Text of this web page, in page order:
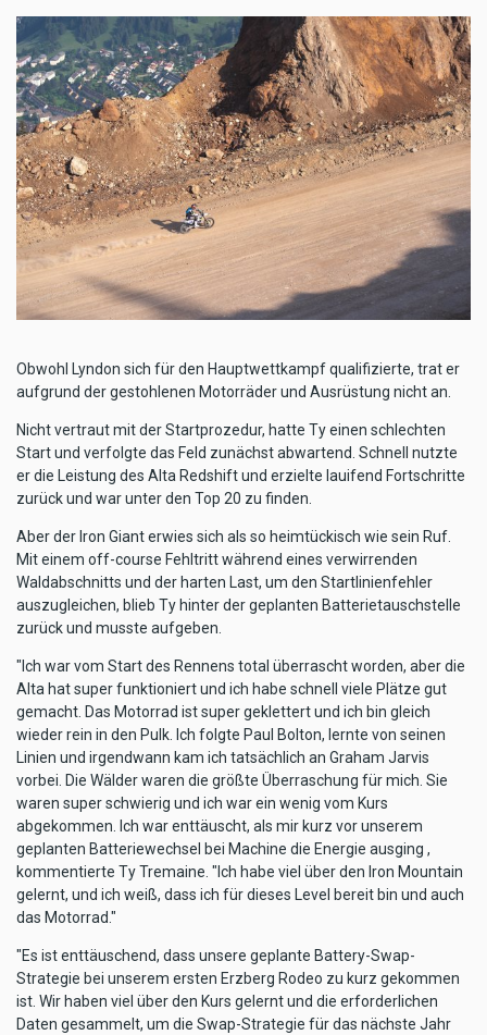
Obwohl Lyndon sich für den Hauptwettkampf qualifizierte, trat er
aufgrund der gestohlenen Motorräder und Ausrüstung nicht an.
Nicht vertraut mit der Startprozedur, hatte Ty einen schlechten
Start und verfolgte das Feld zunächst abwartend. Schnell nutzte
er die Leistung des Alta Redshift und erzielte lauifend Fortschritte
zurück und war unter den Top 20 zu finden.
Aber der Iron Giant erwies sich als so heimtückisch wie sein Ruf.
Mit einem off-course Fehltritt während eines verwirrenden
Waldabschnitts und der harten Last, um den Startlinienfehler
auszugleichen, blieb Ty hinter der geplanten Batterietauschstelle
zurück und musste aufgeben.
"Ich war vom Start des Rennens total überrascht worden, aber die
Alta hat super funktioniert und ich habe schnell viele Plätze gut
gemacht. Das Motorrad ist super geklettert und ich bin gleich
wieder rein in den Pulk. Ich folgte Paul Bolton, lernte von seinen
Linien und irgendwann kam ich tatsächlich an Graham Jarvis
vorbei. Die Wälder waren die größte Überraschung für mich. Sie
waren super schwierig und ich war ein wenig vom Kurs
abgekommen. Ich war enttäuscht, als mir kurz vor unserem
geplanten Batteriewechsel bei Machine die Energie ausging ,
kommentierte Ty Tremaine. "Ich habe viel über den Iron Mountain
gelernt, und ich weiß, dass ich für dieses Level bereit bin und auch
das Motorrad."
"Es ist enttäuschend, dass unsere geplante Battery-Swap-
Strategie bei unserem ersten Erzberg Rodeo zu kurz gekommen
ist. Wir haben viel über den Kurs gelernt und die erforderlichen
Daten gesammelt, um die Swap-Strategie für das nächste Jahr